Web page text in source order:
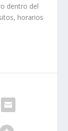
dentro del
horarios